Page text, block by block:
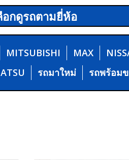
อกดูรถตามยี่ห้อ
MITSUBISHI MAX
รถมาใหม่ รถพร้อม